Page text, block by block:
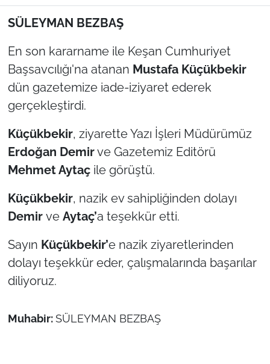
SÜLEYMAN BEZBAŞ
En son kararname ile Keşan Cumhuriyet
Başsavcılığı'na atanan Mustafa Küçükbekir
dün gazetemize iade-iziyaret ederek
gerçekleştirdi.
Küçükbekir, ziyarette Yazı İşleri Müdürümüz
Erdoğan Demirve Gazetemiz Editörü
Mehmet Aytaçile görüştü.
Küçükbekir, nazik ev sahipliğinden dolayı
Demir ve Aytaç’a teşekkür etti.
Sayın Küçükbekir’e nazik ziyaretlerinden
dolayı teşekkür eder, çalışmalarında başarılar
diliyoruz.
Muhabir: SÜLEYMAN BEZBAŞ
TEKİRDAĞ
ÇANAKKALE
Bölge
Genel
Politika
Flaş Haber